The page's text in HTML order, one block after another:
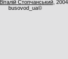
Віталій Стопчанський,
busovod_ua©